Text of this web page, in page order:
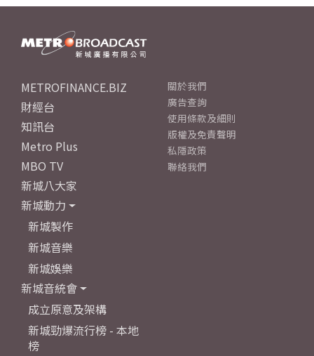
METROFINANCE.BIZ
財經台
知訊台
Metro Plus
MBO TV
新城八大家
新城動力
新城製作
新城音樂
新城娛樂
新城音統會
成立原意及架構
新城勁爆流行榜 - 本地
榜
關於我們
廣告查詢
使用條款及細則
版權及免責聲明
私隱政策
聯絡我們